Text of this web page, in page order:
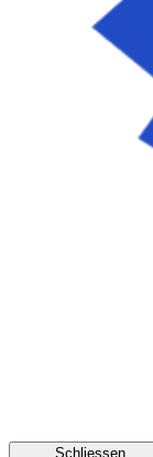
Schliessen